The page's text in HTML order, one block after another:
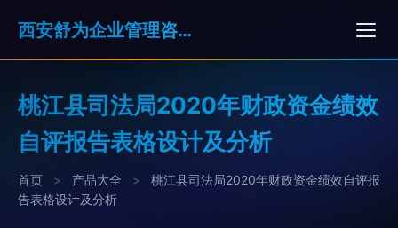
西安舒为企业管理咨询服务有限公司
桃江县司法局2020年财政资金绩效
自评报告表格设计及分析
首页 > 产品大全 >
桃江县司法局2020年财政资金绩效自评报
告表格设计及分析